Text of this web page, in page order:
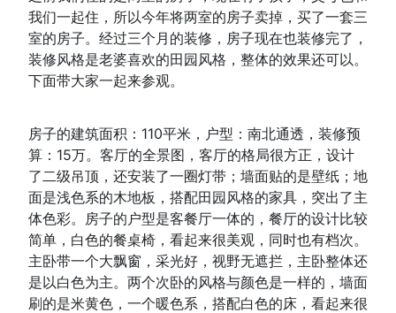
我们一起住，所以今年将两室的房子卖掉，买了一套三
室的房子。经过三个月的装修，房子现在也装修完了，
装修风格是老婆喜欢的田园风格，整体的效果还可以。
下面带大家一起来参观。
房子的建筑面积：110平米，户型：南北通透，装修预
算：15万。客厅的全景图，客厅的格局很方正，设计
了二级吊顶，还安装了一圈灯带；墙面贴的是壁纸；地
面是浅色系的木地板，搭配田园风格的家具，突出了主
体色彩。房子的户型是客餐厅一体的，餐厅的设计比较
简单，白色的餐桌椅，看起来很美观，同时也有档次。
主卧带一个大飘窗，采光好，视野无遮拦，主卧整体还
是以白色为主。两个次卧的风格与颜色是一样的，墙面
刷的是米黄色，一个暖色系，搭配白色的床，看起来很